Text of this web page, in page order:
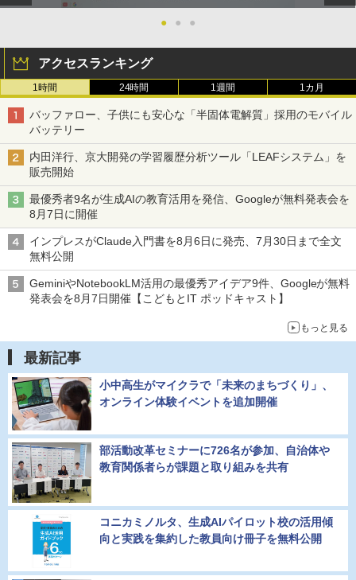
Fernrohr:実験用キャビネット
￥4,758
● ● ●
アクセスランキング
1時間 24時間 1週間 1カ月
バッファロー、子供にも安心な「半固体電解質」採用のモバイル
バッテリー
内田洋行、京大開発の学習履歴分析ツール「LEAFシステム」を
販売開始
最優秀者9名が生成AIの教育活用を発信、Googleが無料発表会を
8月7日に開催
インプレスがClaude入門書を8月6日に発売、7月30日まで全文
無料公開
GeminiやNotebookLM活用の最優秀アイデア9件、Googleが無料
発表会を8月7日開催【こどもとIT ポッドキャスト】
もっと見る
最新記事
小中高生がマイクラで「未来のまちづくり」、
オンライン体験イベントを追加開催
部活動改革セミナーに726名が参加、自治体や
教育関係者らが課題と取り組みを共有
コニカミノルタ、生成AIパイロット校の活用傾
向と実践を集約した教員向け冊子を無料公開